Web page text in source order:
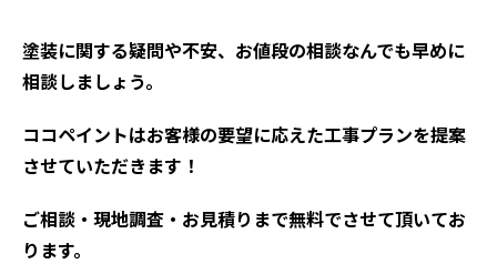
塗装に関する疑問や不安、お値段の相談なんでも早めに
相談しましょう。
ココペイントはお客様の要望に応えた工事プランを提案
させていただきます！
ご相談・現地調査・お見積りまで無料でさせて頂いてお
ります。